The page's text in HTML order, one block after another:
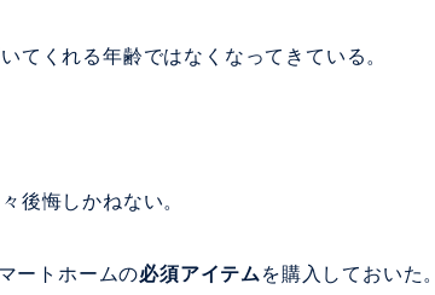
てくれる年齢ではなくなってきている。
後悔しかねない。
ートホームの必須アイテム を購入しておいた。